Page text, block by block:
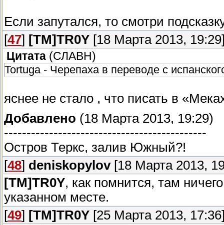
Если запутался, то смотри
[47] [TM]TR0Y [18 Марта 2013,
Цитата (СЛАВН )
Tortuga - Черепаха в переводе с
яснее не стало , что писать в
Добавлено (18 Марта 2013, 19:29)
---------------------------------------------
Остров Теркс, залив Южный?!
[48] deniskopylov[18 Марта 2013,
[TM]TR0Y, как помнится, там
указанном месте.
[49] [TM]TR0Y [25 Марта 2013,